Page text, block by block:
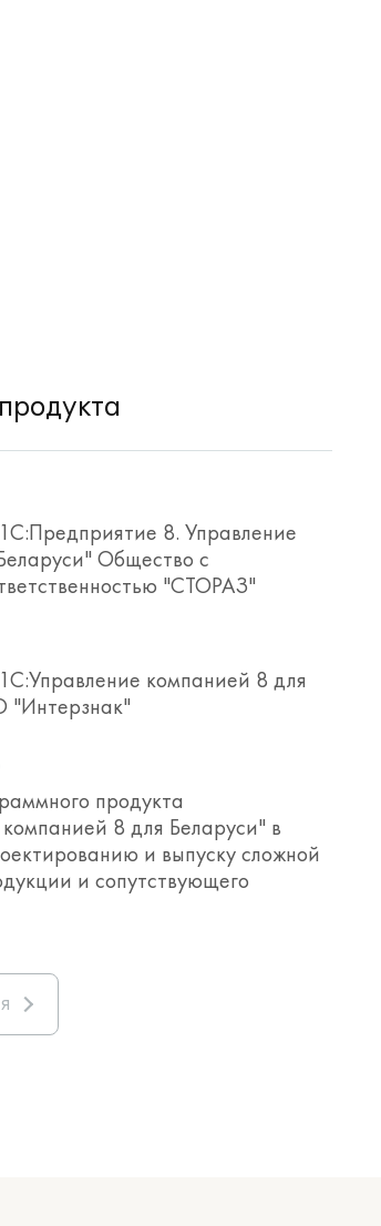
8. Управление
Общество с
"СТОРАЗ"
компанией 8 для
"Интерзнак"
продукта
8 для Беларуси" в
и выпуску сложной
и сопутствующего